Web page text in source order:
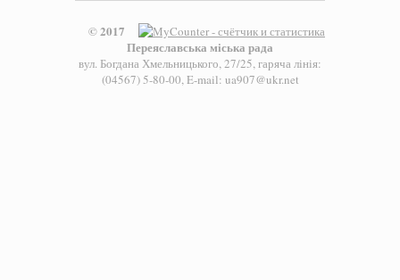
© 2017
Переяславська міська рада
вул. Богдана Хмельницького, 27/25, гаряча лінія:
(04567) 5-80-00, E-mail: ua907@ukr.net